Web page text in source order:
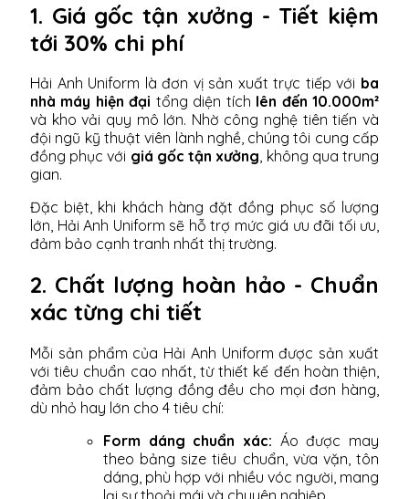
1. Giá gốc tận xưởng - Tiết kiệm
tới 30% chi phí
Hải Anh Uniform là đơn vị sản xuất trực tiếp với ba
nhà máy hiện đại tổng diện tích lên đến 10.000m²
và kho vải quy mô lớn. Nhờ công nghệ tiên tiến và
đội ngũ kỹ thuật viên lành nghề, chúng tôi cung cấp
đồng phục với giá gốc tận xưởng, không qua trung
gian.
Đặc biệt, khi khách hàng đặt đồng phục số lượng
lớn, Hải Anh Uniform sẽ hỗ trợ mức giá ưu đãi tối ưu,
đảm bảo cạnh tranh nhất thị trường.
2. Chất lượng hoàn hảo - Chuẩn
xác từng chi tiết
Mỗi sản phẩm của Hải Anh Uniform được sản xuất
với tiêu chuẩn cao nhất, từ thiết kế đến hoàn thiện,
đảm bảo chất lượng đồng đều cho mọi đơn hàng,
dù nhỏ hay lớn cho 4 tiêu chí:
Form dáng chuẩn xác: Áo được may
theo bảng size tiêu chuẩn, vừa vặn, tôn
dáng, phù hợp với nhiều vóc người, mang